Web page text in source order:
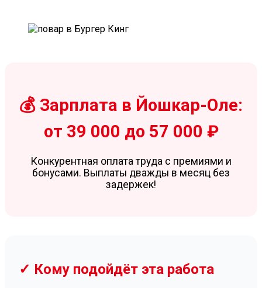
💰 Зарплата в Йошкар-Оле:
от 39 000 до 57 000 ₽
Конкурентная оплата труда с премиями и
бонусами. Выплаты дважды в месяц без
задержек!
✓ Кому подойдёт эта работа